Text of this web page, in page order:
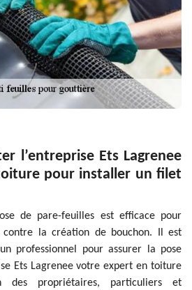
l’entreprise Ets Lagrenee
pour installer un filet
de pare-feuilles est efficace pour
contre la création de bouchon. Il est
professionnel pour assurer la pose
Ets Lagrenee votre expert en toiture
propriétaires, particuliers et